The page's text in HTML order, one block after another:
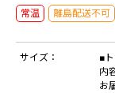
常温 離島配送不可
サイズ：
■
内
お